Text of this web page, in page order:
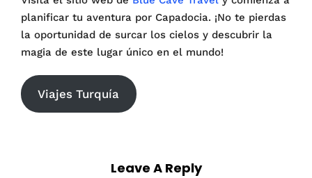
planificar tu aventura por Capadocia. ¡No te pierdas
la oportunidad de surcar los cielos y descubrir la
magia de este lugar único en el mundo!
Viajes Turquía
Leave A Reply